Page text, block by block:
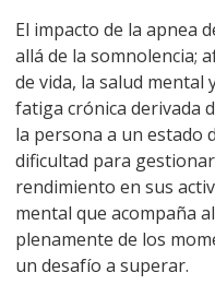
El impacto de la apnea
allá de la somnolencia;
de vida, la salud mental
fatiga crónica derivada
la persona a un estado
dificultad para
rendimiento en sus
mental que acompaña
plenamente de los
un desafío a superar.